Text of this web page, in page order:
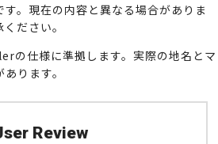
。現在の内容と異なる場合がありま
ださい。
の仕様に準拠します。実際の地名とマ
ります。
Review